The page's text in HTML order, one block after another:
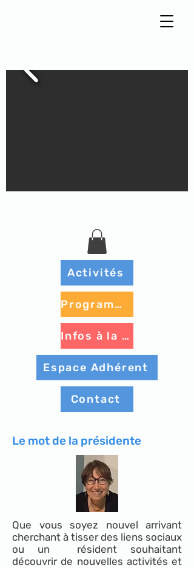
Activités
Contact
Espace Adhérent
Infos à la une
Programme à venir
Le mot de la présidente
Que vous soyez nouvel arrivant
cherchant à tisser des liens sociaux
ou un résident souhaitant
découvrir de nouvelles activités et